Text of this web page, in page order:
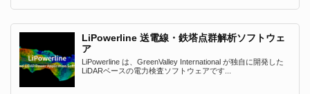
LiPowerline 送電線・鉄塔点群解析ソフトウェ
ア
LiPowerline は、GreenValley International が独自に開発した
LiDARベースの電力検査ソフトウェアです...